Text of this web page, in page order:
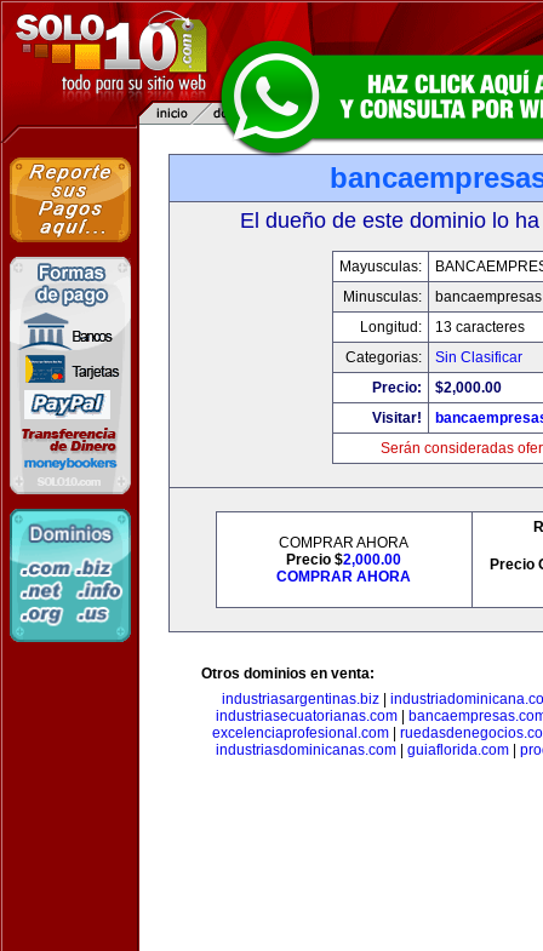
El dueño de este dominio lo
Mayusculas:
Minusculas:
Longitud:
13 caracteres
Categorias:
Sin Clasificar
Precio:
$2,000.00
Visitar!
Serán consideradas
COMPRAR AHORA
Precio $2,000.00
COMPRAR AHORA
Precio
Otros dominios en venta:
industriasargentinas.biz
industriasecuatorianas.com
excelenciaprofesional.com
industriasdominicanas.com
guiaflorida.com